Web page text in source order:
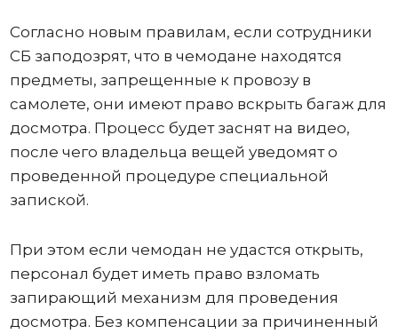
Согласно новым правилам, если сотрудники
СБ заподозрят, что в чемодане ​​находятся
предметы, запрещенные к провозу в
самолете, они имеют право вскрыть багаж для
досмотра. Процесс будет заснят на видео,
после чего владельца вещей уведомят о
проведенной процедуре специальной
запиской.
При этом если чемодан не удастся открыть,
персонал будет иметь право взломать
запирающий механизм для проведения
досмотра. Без компенсации за причиненный